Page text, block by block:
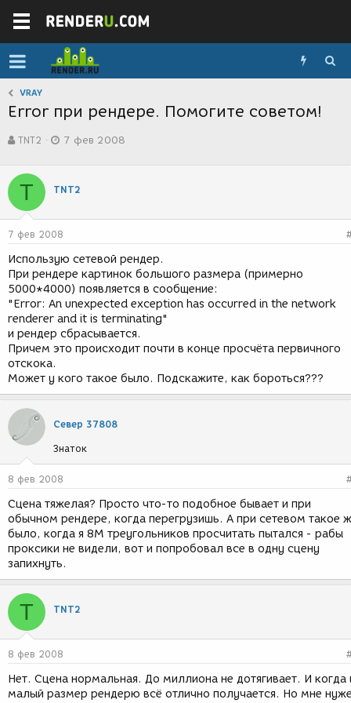
VRAY
Error при рендере. Помогите советом!
в
о
р
е
м
ы
TNT2
а
с
д
н
и
я
7 фев 2008
T TNT2
7 фев 2008
Использую сетевой рендер.
При рендере картинок большого размера (примерно
5000*4000) появляется в сообщение:
"Error: An unexpected exception has occurred in the network
renderer and it is terminating"
и рендер сбрасывается.
Причем это происходит почти в конце просчёта первичного
отскока.
Может у кого такое было. Подскажите, как бороться???
Север 37808
Знаток
8 фев 2008
Сцена тяжелая? Просто что-то подобное бывает и при
обычном рендере, когда перегрузишь. А при сетевом такое
было, когда я 8М треугольников просчитать пытался - рабы
проксики не видели, вот и попробовал все в одну сцену
запихнуть.
T TNT2
8 фев 2008
Нет. Сцена нормальная. До миллиона не дотягивает. И когда
малый размер рендерю всё отлично получается. Но мне